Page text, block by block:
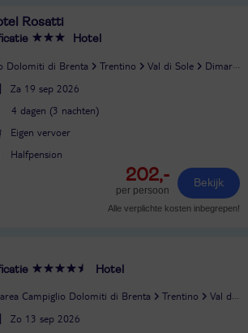
Rosatti
Hotel
Dolomiti di Brenta Trentino Val di Sole Dimaro
Za 19 sep 2026
4 dagen (3 nachten)
Eigen vervoer
Halfpension
202,-
per persoon
Bekijk
Alle verplichte kosten inbegrepen!
Hotel
Campiglio Dolomiti di Brenta Trentino
Val di Sole
Zo 13 sep 2026